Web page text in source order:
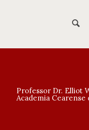
Professor Dr. Elliot
Academia Cearense